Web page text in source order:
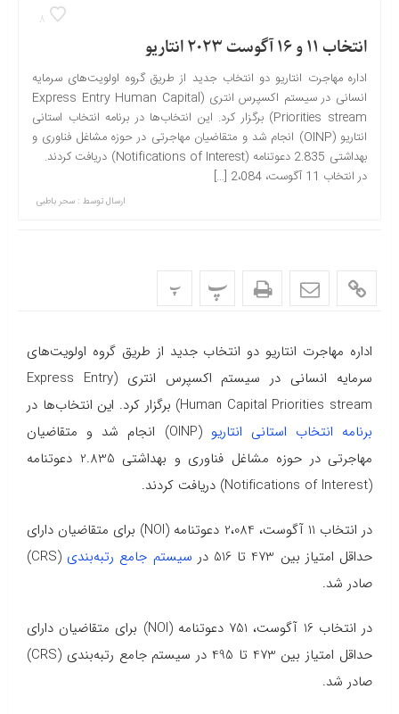
8
انتخاب 11 و 16 آگوست 2023 انتاریو
اداره مهاجرت انتاریو دو انتخاب جدید از طریق گروه اولویت‌های سرمایه
انسانی در سیستم اکسپرس انتری (Express Entry Human Capital
Priorities stream) برگزار کرد. این انتخاب‌ها در برنامه انتخاب استانی
انتاریو (OINP) انجام شد و متقاضیان مهاجرتی در حوزه مشاغل فناوری و
بهداشتی 2.835 دعوتنامه (Notifications of Interest) دریافت کردند.
در انتخاب 11 آگوست، 2،084 […]
ارسال توسط : سحر باطبی
پ پ
اداره مهاجرت انتاریو دو انتخاب جدید از طریق گروه اولویت‌های
سرمایه انسانی در سیستم اکسپرس انتری (Express Entry
Human Capital Priorities stream) برگزار کرد. این انتخاب‌ها در
برنامه انتخاب استانی انتاریو
(OINP) انجام شد و متقاضیان
مهاجرتی در حوزه مشاغل فناوری و بهداشتی 2.835 دعوتنامه
(Notifications of Interest) دریافت کردند.
در انتخاب 11 آگوست، 2،084 دعوتنامه (NOI) برای متقاضیان دارای
حداقل امتیاز بین 473 تا 516 در
سیستم جامع رتبه‌بندی
(CRS)
صادر شد.
در انتخاب 16 آگوست، 751 دعوتنامه (NOI) برای متقاضیان دارای
حداقل امتیاز بین 473 تا 495 در سیستم جامع رتبه‌بندی (CRS)
صادر شد.